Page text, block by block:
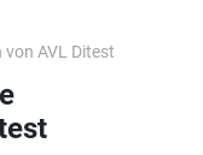
AVL Ditest